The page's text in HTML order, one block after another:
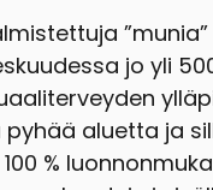
jo yli
aluetta ja
%